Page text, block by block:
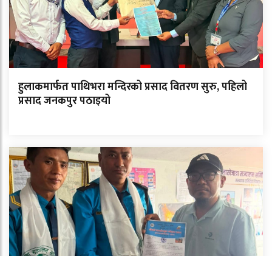
हुलाकमार्फत पाथिभरा मन्दिरको प्रसाद वितरण सुरु, पहिलो
प्रसाद जनकपुर पठाइयो